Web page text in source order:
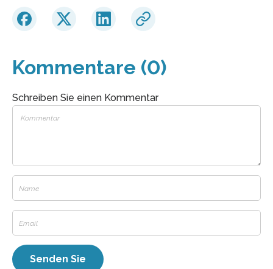
Kommentare (0)
Schreiben Sie einen Kommentar